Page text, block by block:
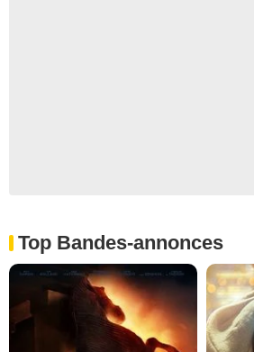
Top Bandes-annonces